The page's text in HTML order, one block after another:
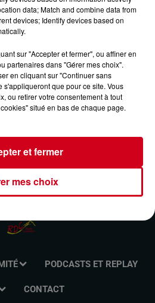
DU 25/08/2024-
PODCASTS ET REPLAY
CONTACT
data; Match and combine data from
devices; Identify devices based on
sur "Accepter et fermer", ou affiner en
partenaires dans "Gérer mes choix".
en cliquant sur "Continuer sans
s'appliqueront que pour ce site. Vous
ou retirer votre consentement à tout
situé en bas de chaque page.
mes choix
et fermer